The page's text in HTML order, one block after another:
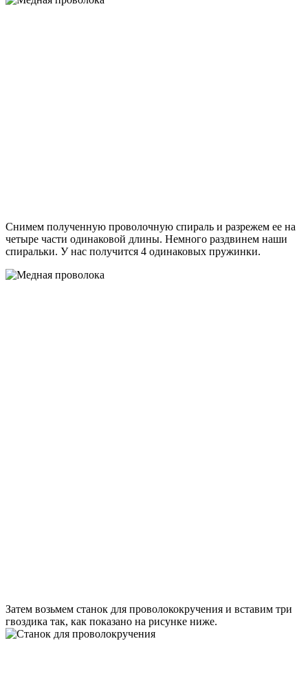
Снимем полученную проволочную спираль и разрежем ее на
четыре части одинаковой длины. Немного раздвинем наши
спиральки. У нас получится 4 одинаковых пружинки.
Затем возьмем станок для проволококручения и вставим три
гвоздика так, как показано на рисунке ниже.